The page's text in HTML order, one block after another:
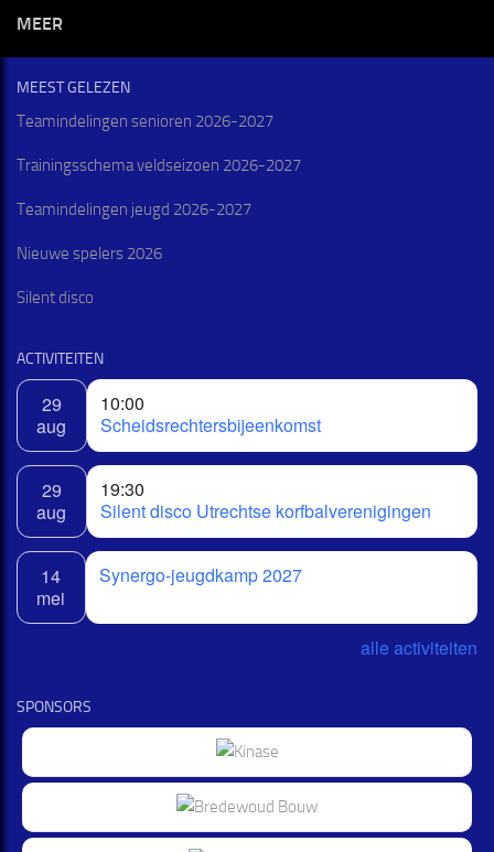
MEER
MEEST GELEZEN
Teamindelingen senioren 2026-2027
Trainingsschema veldseizoen 2026-2027
Teamindelingen jeugd 2026-2027
Nieuwe spelers 2026
Silent disco
ACTIVITEITEN
29
aug
10:00
Scheidsrechtersbijeenkomst
29
aug
19:30
Silent disco Utrechtse korfbalverenigingen
14
mei
Synergo-jeugdkamp 2027
alle activiteiten
SPONSORS